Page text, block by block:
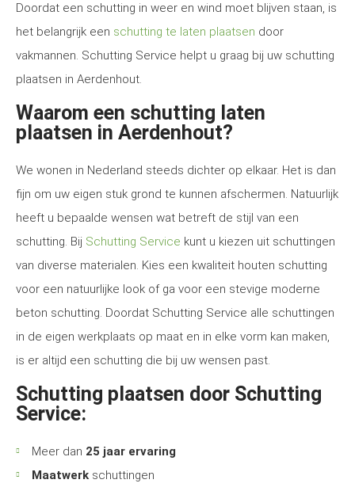
Doordat een schutting in weer en wind moet blijven staan, is
het belangrijk een schutting te laten plaatsen door
vakmannen. Schutting Service helpt u graag bij uw schutting
plaatsen in Aerdenhout.
Waarom een schutting laten
plaatsen in Aerdenhout?
We wonen in Nederland steeds dichter op elkaar. Het is dan
fijn om uw eigen stuk grond te kunnen afschermen. Natuurlijk
heeft u bepaalde wensen wat betreft de stijl van een
schutting. Bij Schutting Service kunt u kiezen uit schuttingen
van diverse materialen. Kies een kwaliteit houten schutting
voor een natuurlijke look of ga voor een stevige moderne
beton schutting. Doordat Schutting Service alle schuttingen
in de eigen werkplaats op maat en in elke vorm kan maken,
is er altijd een schutting die bij uw wensen past.
Schutting plaatsen door Schutting
Service:
Meer dan 25 jaar ervaring
Maatwerk schuttingen